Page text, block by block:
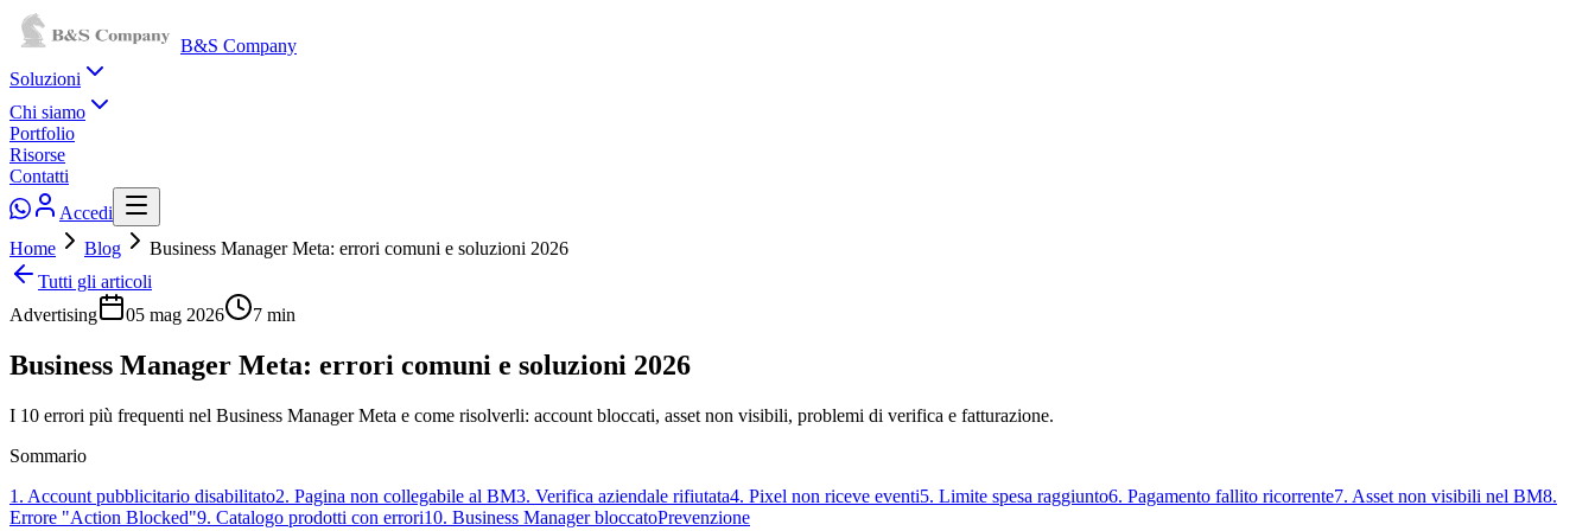
B&S Company
Soluzioni
Chi siamo
Portfolio
Risorse
Contatti
Accedi
Home
Blog
Business Manager Meta: errori comuni e soluzioni 2026
Tutti gli articoli
Advertising
05 mag 2026 7 min
Business Manager Meta: errori comuni e soluzioni 2026
I 10 errori più frequenti nel Business Manager Meta e come risolverli: account bloccati, asset non visibili, problemi di verifica e fatturazione.
Sommario
1. Account pubblicitario disabilitato2. Pagina non collegabile al BM3. Verifica aziendale rifiutata4. Pixel non riceve eventi5. Limite spesa raggiunto6. Pagamento fallito ricorrente7. Asset non visibili nel BM8.
Errore "Action Blocked"9. Catalogo prodotti con errori10. Business Manager bloccatoPrevenzione